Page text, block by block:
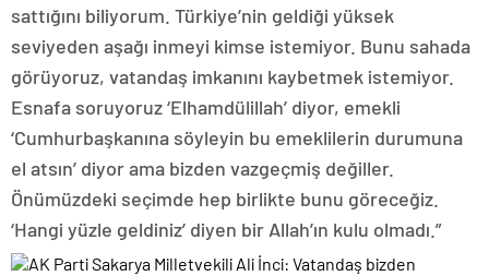
sattığını biliyorum. Türkiye’nin geldiği yüksek
seviyeden aşağı inmeyi kimse istemiyor. Bunu sahada
görüyoruz, vatandaş imkanını kaybetmek istemiyor.
Esnafa soruyoruz ‘Elhamdülillah’ diyor, emekli
‘Cumhurbaşkanına söyleyin bu emeklilerin durumuna
el atsın’ diyor ama bizden vazgeçmiş değiller.
Önümüzdeki seçimde hep birlikte bunu göreceğiz.
‘Hangi yüzle geldiniz’ diyen bir Allah’ın kulu olmadı.”